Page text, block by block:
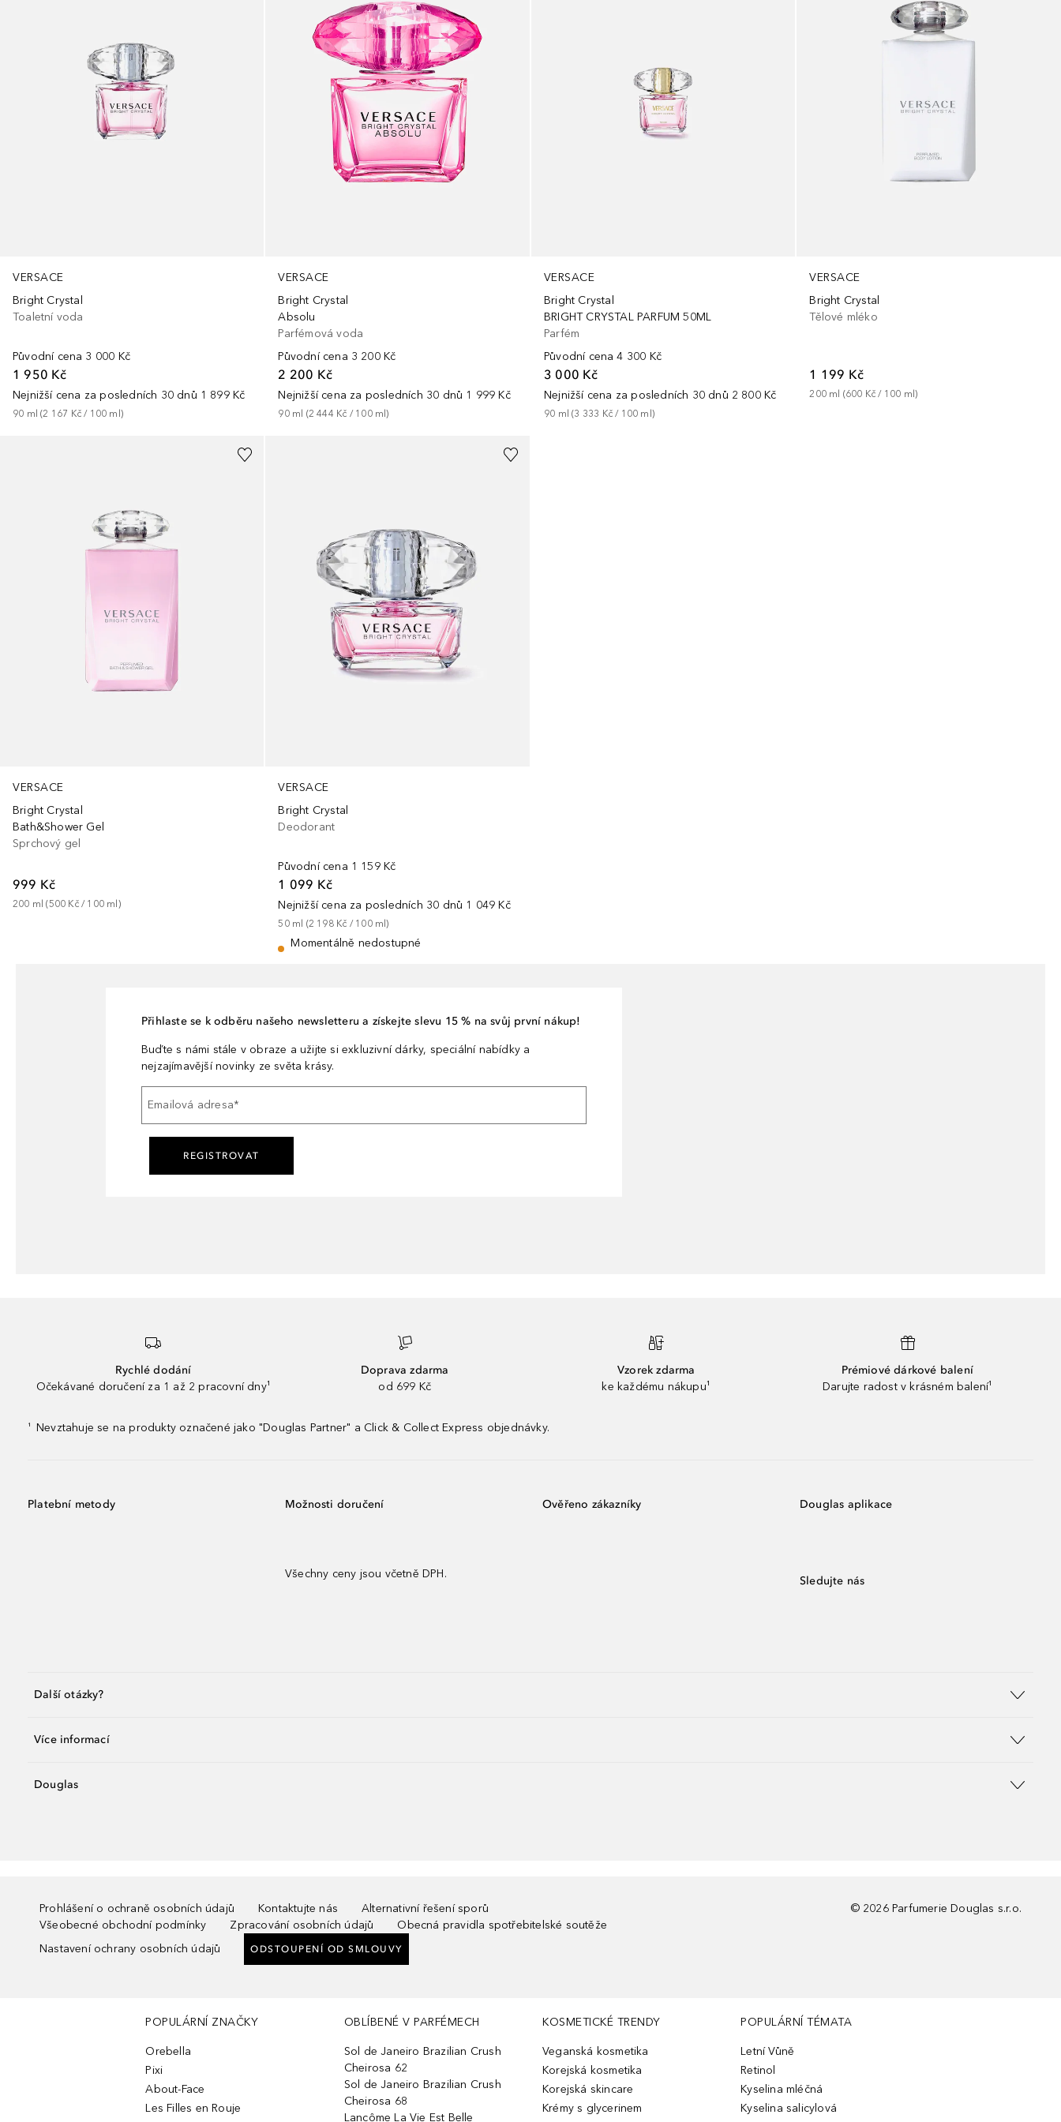
VERSACE
Bright Crystal
Toaletní voda
Původní cena 3 000 Kč
1 950 Kč
Nejnižší cena za posledních 30 dnů 1 899 Kč
90 ml (2 167 Kč / 100 ml )
VERSACE
Bright Crystal
Absolu
Parfémová voda
Původní cena 3 200 Kč
2 200 Kč
Nejnižší cena za posledních 30 dnů 1 999 Kč
90 ml (2 444 Kč / 100 ml)
VERSACE
Bright Crystal
BRIGHT CRYSTAL PARFUM 50ML
Parfém
Původní cena 4 300 Kč
3 000 Kč
Nejnižší cena za posledních 30 dnů 2 800 Kč
90 ml (3 333 Kč / 100 ml)
VERSACE
Bright Crystal
Tělové mléko
1 199 Kč
200 ml (600 Kč / 100 ml)
VERSACE
Bright Crystal
Bath&Shower Gel
Sprchový gel
999 Kč
200 ml (500 Kč / 100 ml)
VERSACE
Bright Crystal
Deodorant
Původní cena 1 159 Kč
1 099 Kč
Nejnižší cena za posledních 30 dnů 1 049 Kč
50 ml (2 198 Kč / 100 ml)
Momentálně nedostupné
Přihlaste se k odběru našeho newsletteru a získejte slevu 15 % na svůj první nákup!
Buďte s námi stále v obraze a užijte si exkluzivní dárky, speciální nabídky a
nejzajímavější novinky ze světa krásy.
Emailová adresa*
REGISTROVAT
Rychlé dodání
Očekávané doručení za 1 až 2 pracovní dny¹
Doprava zdarma
od 699 Kč
Vzorek zdarma
ke každému nákupu¹
Prémiové dárkové balení
Darujte radost v krásném balení¹
¹ Nevztahuje se na produkty označené jako "Douglas Partner" a Click & Collect Express objednávky.
Platební metody Možnosti doručení
Všechny ceny jsou včetně DPH.
Ověřeno zákazníky Douglas aplikace
Sledujte nás
Další otázky?
Více informací
Douglas
Prohlášení o ochraně osobních údajů Kontaktujte nás
Alternativní řešení sporů
Všeobecné obchodní podmínky
Zpracování osobních údajů
Obecná pravidla spotřebitelské soutěže
Nastavení ochrany osobních údajů
ODSTOUPENÍ OD SMLOUVY
© 2026 Parfumerie Douglas s.r.o.
POPULÁRNÍ ZNAČKY
Orebella
Pixi
About-Face
Les Filles en Rouje
OBLÍBENÉ V PARFÉMECH
Sol de Janeiro Brazilian Crush
Cheirosa 62
Sol de Janeiro Brazilian Crush
Cheirosa 68
Lancôme La Vie Est Belle
KOSMETICKÉ TRENDY
Veganská kosmetika
Korejská kosmetika
Korejská skincare
Krémy s glycerinem
POPULÁRNÍ TÉMATA
Letní Vůně
Retinol
Kyselina mléčná
Kyselina salicylová